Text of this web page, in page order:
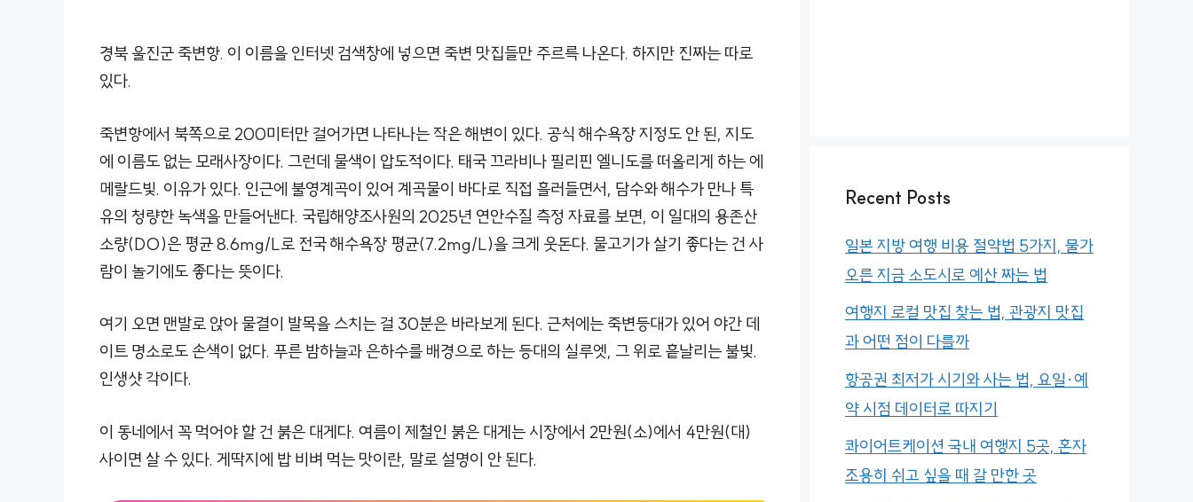
경북 울진군 죽변항. 이 이름을 인터넷 검색창에 넣으면 죽변 맛집들만 주르륵 나온다. 하지만 진짜는 따로
있다.
죽변항에서 북쪽으로 200미터만 걸어가면 나타나는 작은 해변이 있다. 공식 해수욕장 지정도 안 된, 지도
에 이름도 없는 모래사장이다. 그런데 물색이 압도적이다. 태국 끄라비나 필리핀 엘니도를 떠올리게 하는 에
메랄드빛. 이유가 있다. 인근에 불영계곡이 있어 계곡물이 바다로 직접 흘러들면서, 담수와 해수가 만나 특
유의 청량한 녹색을 만들어낸다. 국립해양조사원의 2025년 연안수질 측정 자료를 보면, 이 일대의 용존산
소량(DO)은 평균 8.6mg/L로 전국 해수욕장 평균(7.2mg/L)을 크게 웃돈다. 물고기가 살기 좋다는 건 사
람이 놀기에도 좋다는 뜻이다.
여기 오면 맨발로 앉아 물결이 발목을 스치는 걸 30분은 바라보게 된다. 근처에는 죽변등대가 있어 야간 데
이트 명소로도 손색이 없다. 푸른 밤하늘과 은하수를 배경으로 하는 등대의 실루엣, 그 위로 흩날리는 불빛.
인생샷 각이다.
이 동네에서 꼭 먹어야 할 건 붉은 대게다. 여름이 제철인 붉은 대게는 시장에서 2만원(소)에서 4만원(대)
사이면 살 수 있다. 게딱지에 밥 비벼 먹는 맛이란, 말로 설명이 안 된다.
Recent Posts
일본 지방 여행 비용 절약법 5가지, 물가
오른 지금 소도시로 예산 짜는 법
여행지 로컬 맛집 찾는 법, 관광지 맛집
과 어떤 점이 다를까
항공권 최저가 시기와 사는 법, 요일·예
약 시점 데이터로 따지기
콰이어트케이션 국내 여행지 5곳, 혼자
조용히 쉬고 싶을 때 갈 만한 곳